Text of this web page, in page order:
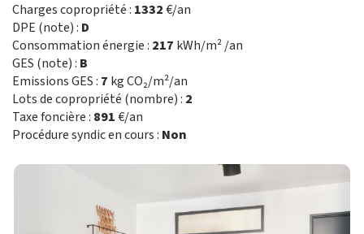
Charges copropriété : 1332€/an
DPE (note) : D
Consommation énergie : 217 kWh/m² /an
GES (note) : B
Emissions GES : 7 kg CO₂/m²/an
Lots de copropriété (nombre) : 2
Taxe foncière : 891€/an
Procédure syndic en cours : Non